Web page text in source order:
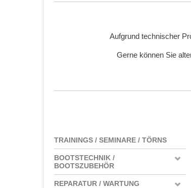
Aufgrund technischer
Gerne können Sie
TRAININGS / SEMINARE / TÖRNS
BOOTSTECHNIK /
BOOTSZUBEHÖR
REPARATUR / WARTUNG